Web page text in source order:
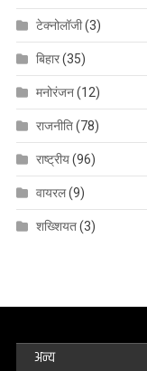
टेक्नोलॉजी(3)
बिहार(35)
मनोरंजन(12)
राजनीति(78)
राष्ट्रीय(96)
वायरल(9)
शख्शियत(3)
अन्य